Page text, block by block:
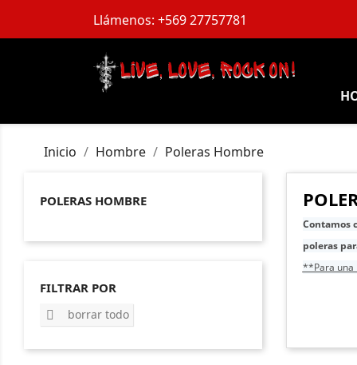
Llámenos: +569 27757781
Inicio Hombre Poleras Hombre
POLERAS HOMBRE
FILTRAR POR
 borrar todo
Contamos
poleras
**Para una